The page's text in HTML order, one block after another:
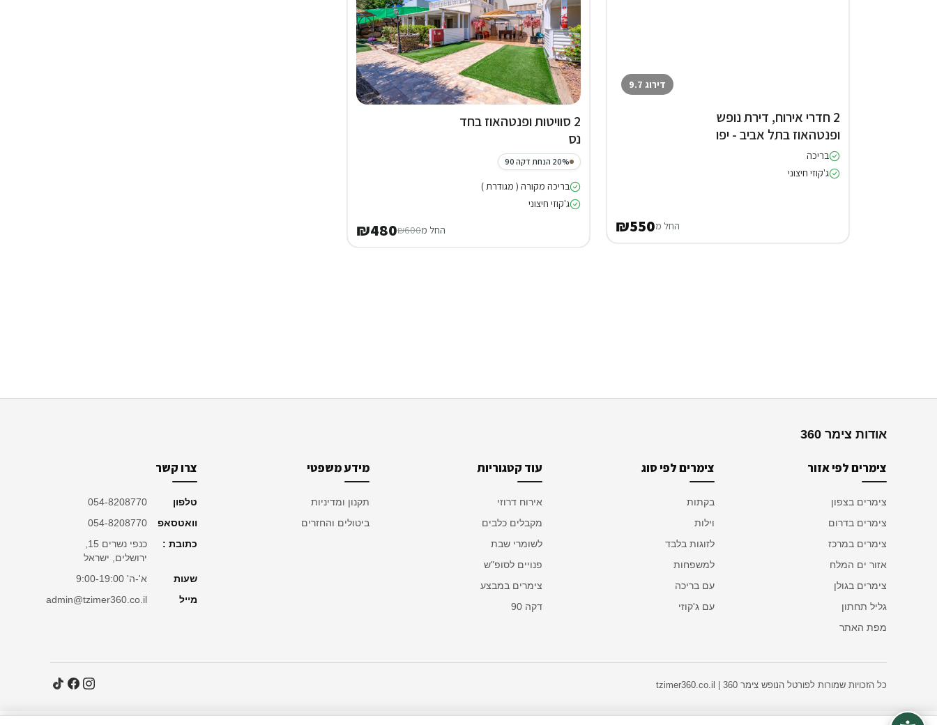
דירוג 9.7
2 חדרי אירוח, דירת נופש
ופנטהאוז בתל אביב - יפו
בריכה
ג'קוזי חיצוני
החל מ₪550
2 סוויטות ופנטהאוז בחד
נס
20% הנחת דקה 90
בריכה מקורה ( מגודרת )
ג'קוזי חיצוני
החל מ₪600
₪480
אודות צימר 360
צימרים לפי אזור
צימרים בצפון
צימרים בדרום
צימרים במרכז
אזור ים המלח
צימרים בגולן
גליל תחתון
מפת האתר
צימרים לפי סוג
בקתות
וילות
לזוגות בלבד
למשפחות
עם בריכה
עם ג'קוזי
עוד קטגוריות
אירוח דרוזי
מקבלים כלבים
לשומרי שבת
פנויים לסופ"ש
צימרים במבצע
דקה 90
מידע משפטי
תקנון ומדיניות
ביטולים והחזרים
צרו קשר
טלפון
054-8208770
וואטסאפ
054-8208770
כתובת :
כנפי נשרים 15,
ירושלים, ישראל
שעות
א'-ה' 9:00-19:00
מייל
admin@tzimer360.co.il
כל הזכויות שמורות לפורטל הנופש צימר 360 | tzimer360.co.il